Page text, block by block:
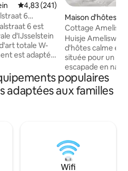
Évaluation moyenne sur la
4,83 (241)
6 est
d'IJsselstein
totale W-
visiteurs sans
Café et thé
(plus de
Maison d'hôtes ⋅
Cottage
Huisje
d'hôtes calme et
située pour un
escapade en
moins de 4 km,
centre-ville
accessible. La
randonnée, de
navigation de
travers le vaste
populaires
adaptées aux familles
Wifi